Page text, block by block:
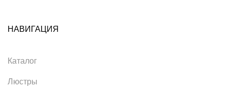
НАВИГАЦИЯ
Каталог
Люстры